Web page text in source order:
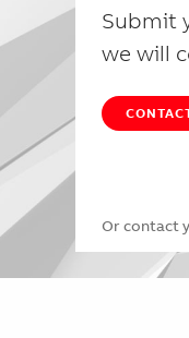
Submit
we will
Or contact